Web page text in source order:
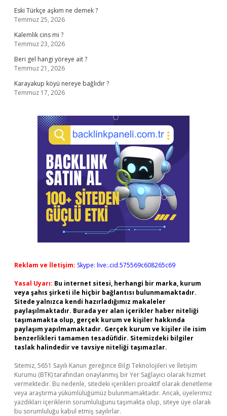
Eski Türkçe aşkım ne demek ?
Temmuz 25, 2026
Kalemlik cins mi ?
Temmuz 23, 2026
Beri gel hangi yöreye ait ?
Temmuz 21, 2026
Karayakup köyü nereye bağlıdır ?
Temmuz 17, 2026
Reklam ve İletişim: Skype: live:.cid.575569c608265c69
Yasal Uyarı: Bu internet sitesi, herhangi bir marka, kurum
veya şahıs şirketi ile hiçbir bağlantısı bulunmamaktadır.
Sitede yalnızca kendi hazırladığımız makaleler
paylaşılmaktadır. Burada yer alan içerikler haber niteliği
taşımamakta olup, gerçek kurum ve kişiler hakkında
paylaşım yapılmamaktadır. Gerçek kurum ve kişiler ile isim
benzerlikleri tamamen tesadüfidir. Sitemizdeki bilgiler
taslak halindedir ve tavsiye niteliği taşımazlar.
Sitemiz, 5651 Sayılı Kanun gereğince Bilgi Teknolojileri ve İletişim
Kurumu (BTK) tarafından onaylanmış bir Yer Sağlayıcı olarak hizmet
vermektedir. Bu nedenle, sitedeki içerikleri proaktif olarak denetleme
veya araştırma yükümlülüğümüz bulunmamaktadır. Ancak, üyelerimiz
yazdıkları içeriklerin sorumluluğunu taşımakta olup, siteye üye olarak
bu sorumluluğu kabul etmiş sayılırlar.